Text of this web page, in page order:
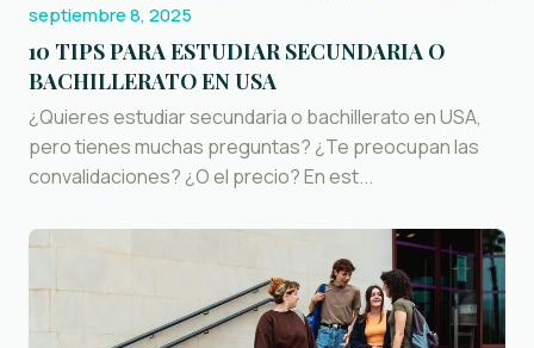
septiembre 8, 2025
10 TIPS PARA ESTUDIAR SECUNDARIA O
BACHILLERATO EN USA
¿Quieres estudiar secundaria o bachillerato en USA,
pero tienes muchas preguntas? ¿Te preocupan las
convalidaciones? ¿O el precio? En est...